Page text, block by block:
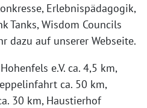
Erlebnispädagogik,
Tanks, Wisdom Councils
dazu auf unserer Webseite.
e.V. ca. 4,5 km,
ca. 50 km,
30 km, Haustierhof